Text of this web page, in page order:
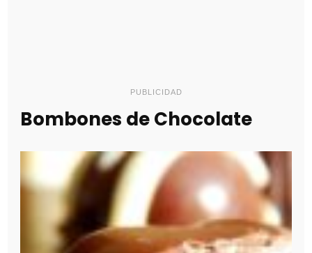
PUBLICIDAD
Bombones de Chocolate